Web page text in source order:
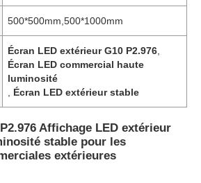
500*500mm,500*1000mm
Écran LED extérieur G10 P2.976
Écran LED commercial haute
luminosité
Écran LED extérieur stable
Affichage LED extérieur
stable pour les
extérieures